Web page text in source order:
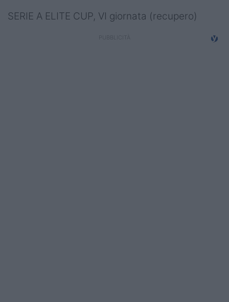
SERIE A ELITE CUP, VI giornata (recupero)